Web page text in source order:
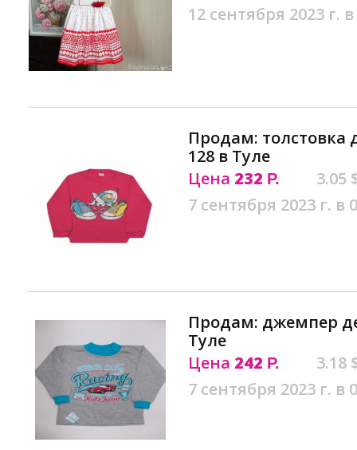
12 сентября 2023 г.
Продам: толстовка
128 в Туле
Цена 232 Р.
3.05
7 сентября 2023 г. в
Продам: джемпер
Туле
Цена 242 Р.
3.18
7 сентября 2023 г. в